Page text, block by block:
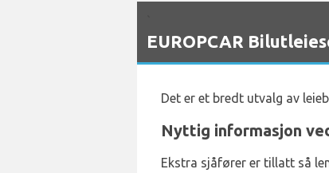
EUROPCAR
Det er et bredt utvalg av
Nyttig informasjon
Ekstra sjåfører er tillatt så